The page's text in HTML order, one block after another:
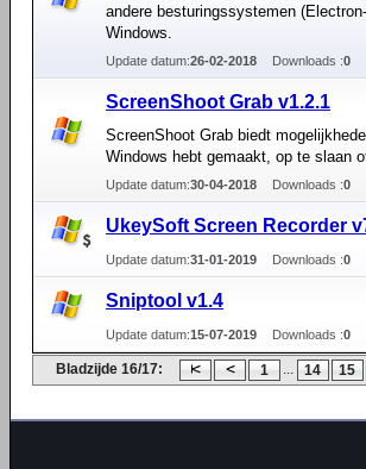
andere besturingssystemen
Windows.
Update datum:26-02-2018 Downloads :0
ScreenShoot Grab v1.2.1
ScreenShoot Grab biedt
Windows hebt gemaakt, op te slaan
Update datum:30-04-2018 Downloads :0
UkeySoft Screen Recorder
Update datum:31-01-2019 Downloads :0
Sniptool v1.4
Update datum:15-07-2019 Downloads :0
Bladzijde 16/17: 1 ... 14 15